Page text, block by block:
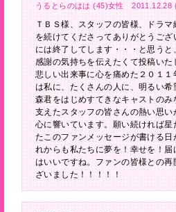
うるとらのはは (45)女性 2011.12.28
ＴＢＳ様、スタッフの皆様、ドラ
を続けてくださってありがとうご
には終了してします・・・と思う
感謝の気持ちを伝えたくて投稿いた
悲しい出来事に心を痛めた２０１
は私に、たくさんの人に、明るい
森君をはじめすてきなキャストの
支えたスタッフの皆さんの熱い思
心に響いています。願い続ければ
たこのファンメッセージが書ける
れからも私たちに夢を！幸せを！
はいいですね。ファンの皆様との
ざいました！！！！！